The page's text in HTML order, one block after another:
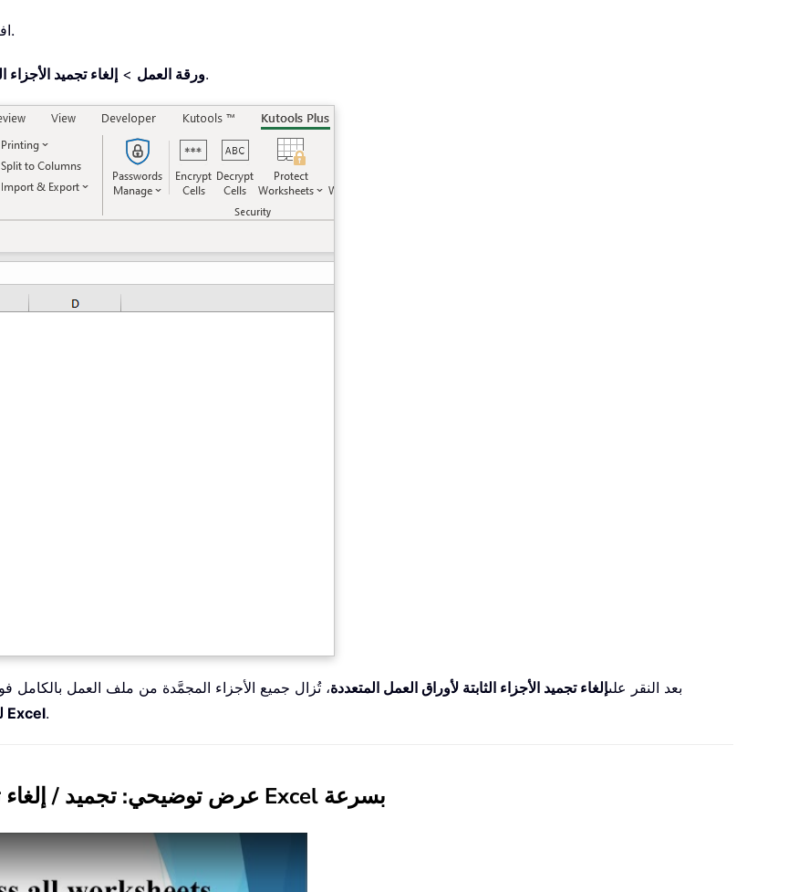
1. افتح ملف العمل الذي يحتوي على أجزاء مجمَّدة في أوراقه.
ورقة العمل > إلغاء تجميد الأجزاء .
بعد النقر علىإلغاء تجميد الأجزاء الثابتة لأوراق العمل المتعددة، تُزال جميع الأجزاء المجمَّدة من ملف العمل بالكامل
Kutools لـ Excel.
عرض توضيحي: تجميد / إلغاء تجميد الأجزاء عبر أوراق عمل متعددة في Excel بسرعة